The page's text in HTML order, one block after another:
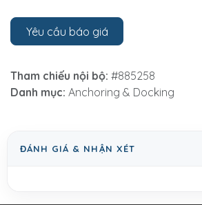
Yêu cầu báo giá
Tham chiếu nội bộ: #885258
Danh mục: Anchoring & Docking
ĐÁNH GIÁ & NHẬN XÉT